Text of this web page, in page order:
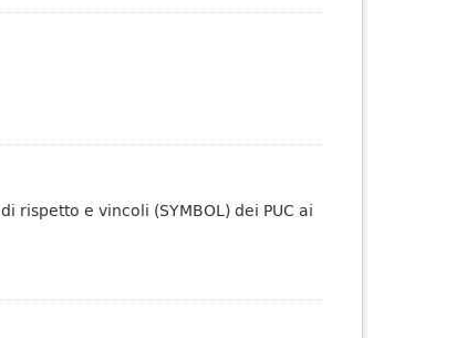
e vincoli (SYMBOL) dei PUC ai